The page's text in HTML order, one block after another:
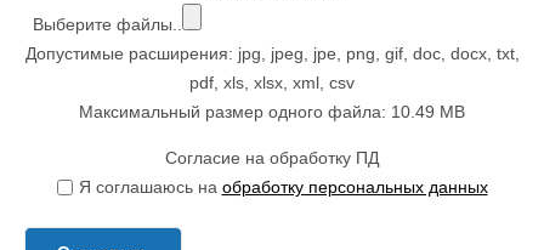
Выберите файлы..
Допустимые расширения: jpg, jpeg, jpe, png, gif, doc, docx, txt,
pdf, xls, xlsx, xml, csv
Максимальный размер одного файла: 10.49 MB
Согласие на обработку ПД
Я соглашаюсь на обработку персональных данных